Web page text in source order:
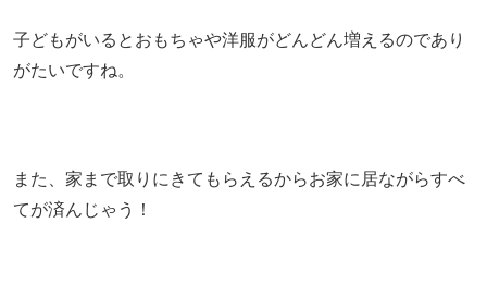
子どもがいるとおもちゃや洋服がどんどん増えるのであり
がたいですね。
また、家まで取りにきてもらえるからお家に居ながらすべ
てが済んじゃう！